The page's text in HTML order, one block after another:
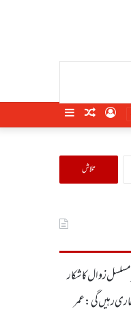
SidebarRandomLog
تلاش
کریں
زوال کا شکار
جاری رہیں گی: عمر